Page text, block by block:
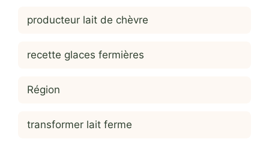
producteur lait de chèvre
recette glaces fermières
Région
transformer lait ferme